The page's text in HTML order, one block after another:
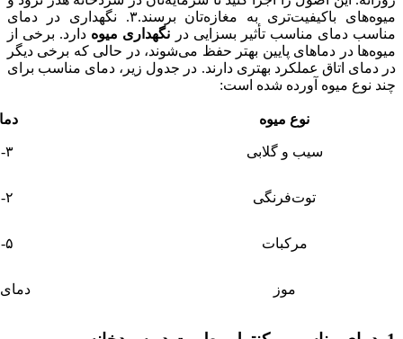
میوه‌های باکیفیت‌تری به مغازه‌تان برسند.۳. نگهداری در دمای
مناسب دمای مناسب تأثیر بسزایی در نگهداری میوه دارد. برخی از
میوه‌ها در دماهای پایین بهتر حفظ می‌شوند، در حالی که برخی دیگر
در دمای اتاق عملکرد بهتری دارند. در جدول زیر، دمای مناسب برای
چند نوع میوه آورده شده است:
نوع میوه
سیب و گلابی ۱-۳ درجه
توت‌فرنگی ۱-۲ درجه
مرکبات ۲-۵ درجه
موز دمای